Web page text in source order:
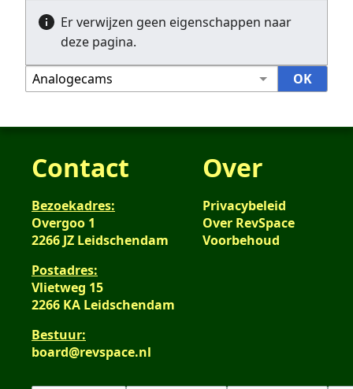
Er verwijzen geen eigenschappen naar
deze pagina.
Contact
Bezoekadres:
Overgoo 1
2266 JZ Leidschendam
Postadres:
Vlietweg 15
2266 KA Leidschendam
Bestuur:
board@revspace.nl
Over
Privacybeleid
Over RevSpace
Voorbehoud